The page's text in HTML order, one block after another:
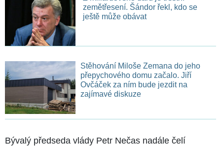
zemětřesení. Šándor řekl, kdo se
ještě může obávat
Stěhování Miloše Zemana do jeho
přepychového domu začalo. Jiří
Ovčáček za ním bude jezdit na
zajímavé diskuze
Bývalý předseda vlády Petr Nečas nadále čelí